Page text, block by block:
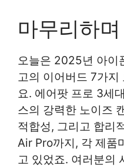
마무리하며
오늘은 2025년 아이
고의 이어버드 7가지
요. 에어팟 프로 3세
스의 강력한 노이즈
적합성, 그리고 합리
Air Pro까지, 각 제품
고 있었죠. 여러분의